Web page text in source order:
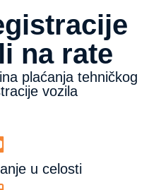
услужн
пријатно
. Стекао
сам
познају
прописе
na rate
plaćanja tehničkog
vozila
u celosti